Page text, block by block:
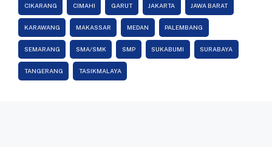
CIKARANG CIMAHI GARUT JAKARTA JAWA BARAT
KARAWANG MAKASSAR MEDAN PALEMBANG
SEMARANG SMA/SMK SMP SUKABUMI SURABAYA
TANGERANG TASIKMALAYA